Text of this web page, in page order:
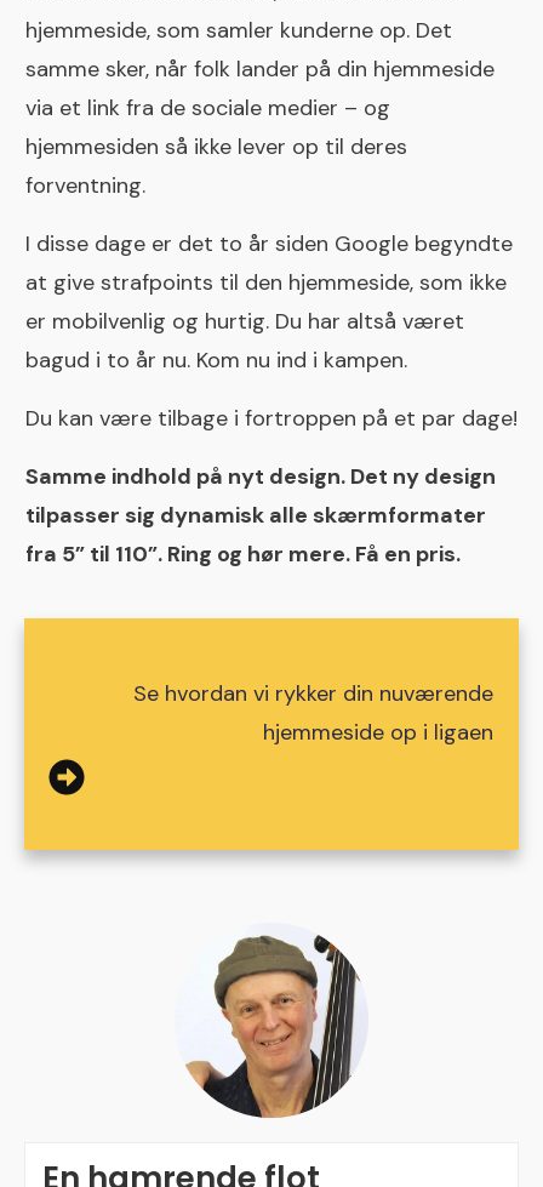
hjemmeside, som samler kunderne op. Det
samme sker, når folk lander på din hjemmeside
via et link fra de sociale medier – og
hjemmesiden så ikke lever op til deres
forventning.
I disse dage er det to år siden Google begyndte
at give strafpoints til den hjemmeside, som ikke
er mobilvenlig og hurtig. Du har altså været
bagud i to år nu. Kom nu ind i kampen.
Du kan være tilbage i fortroppen på et par dage!
Samme indhold på nyt design. Det ny design
tilpasser sig dynamisk alle skærmformater
fra 5” til 110”. Ring og hør mere. Få en pris.
Se hvordan vi rykker din nuværende
hjemmeside op i ligaen